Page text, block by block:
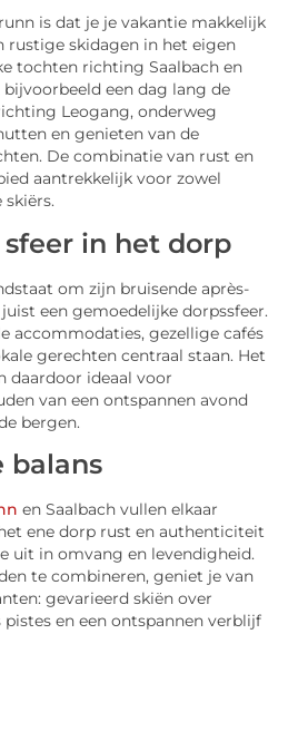
is dat je je vakantie makkelijk
rustige skidagen in het eigen
tochten richting Saalbach en
een dag lang de
Leogang, onderweg
en genieten van de
De combinatie van rust en
aantrekkelijk voor zowel
skiërs.
in het dorp
om zijn bruisende après-
een gemoedelijke dorpssfeer.
accommodaties, gezellige cafés
gerechten centraal staan. Het
daardoor ideaal voor
van een ontspannen avond
bergen.
balans
en Saalbach vullen elkaar
ene dorp rust en authenticiteit
uit in omvang en levendigheid.
te combineren, geniet je van
gevarieerd skiën over
en een ontspannen verblijf